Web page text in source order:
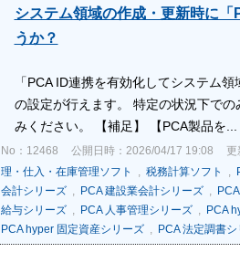
システム領域の作成・更新時に
うか？
「PCA ID連携を有効化してシステム
の設定が行えます。 特定の状況下で
みください。 【補足】 【PCA製品を...
No：12468 公開日時：2026/04/17 19:08 更
理・仕入・在庫管理ソフト
, 税務計算ソフト ,
会計シリーズ, PCA 建設業会計シリーズ,
給与シリーズ, PCA 人事管理シリーズ, PCA
PCA hyper 固定資産シリーズ, PCA 法定調書シ